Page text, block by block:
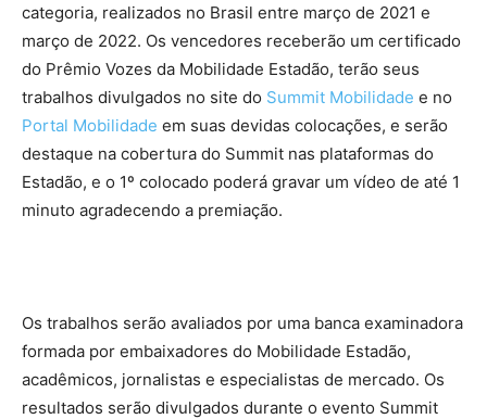
categoria, realizados no Brasil entre março de 2021 e
março de 2022. Os vencedores receberão um certificado
do Prêmio Vozes da Mobilidade Estadão, terão seus
trabalhos divulgados no site do Summit Mobilidade e no
Portal Mobilidade em suas devidas colocações, e serão
destaque na cobertura do Summit nas plataformas do
Estadão, e o 1º colocado poderá gravar um vídeo de até 1
minuto agradecendo a premiação.
Os trabalhos serão avaliados por uma banca examinadora
formada por embaixadores do Mobilidade Estadão,
acadêmicos, jornalistas e especialistas de mercado. Os
resultados serão divulgados durante o evento Summit